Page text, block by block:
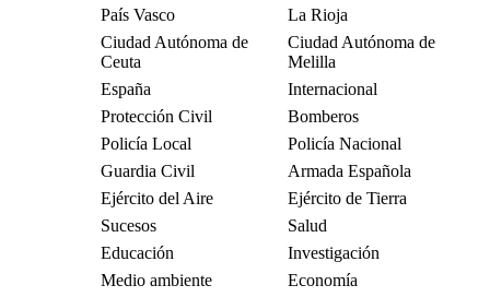
País Vasco
La Rioja
Ciudad Autónoma de
Ceuta
Ciudad Autónoma de
Melilla
España
Internacional
Protección Civil
Bomberos
Policía Local
Policía Nacional
Guardia Civil
Armada Española
Ejército del Aire
Ejército de Tierra
Sucesos
Salud
Educación
Investigación
Medio ambiente
Economía